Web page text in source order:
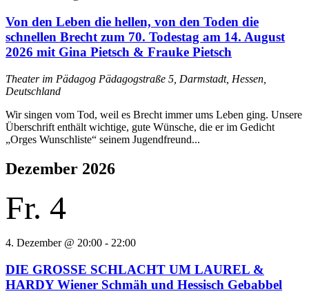
Von den Leben die hellen, von den Toden die
schnellen Brecht zum 70. Todestag am 14. August
2026 mit Gina Pietsch & Frauke Pietsch
Theater im Pädagog Pädagogstraße 5, Darmstadt, Hessen,
Deutschland
Wir singen vom Tod, weil es Brecht immer ums Leben ging. Unsere
Überschrift enthält wichtige, gute Wünsche, die er im Gedicht
„Orges Wunschliste“ seinem Jugendfreund...
Dezember 2026
Fr. 4
4. Dezember @ 20:00 - 22:00
DIE GROSSE SCHLACHT UM LAUREL &
HARDY Wiener Schmäh und Hessisch Gebabbel